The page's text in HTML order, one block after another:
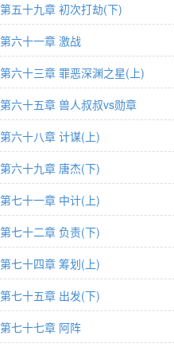
第五十九章 初次打劫(下)
第六十一章 激战
第六十三章 罪恶深渊之星(上)
第六十五章 兽人叔叔vs勋章
第六十八章 计谋(上)
第六十九章 唐杰(下)
第七十一章 中计(上)
第七十二章 负责(下)
第七十四章 筹划(上)
第七十五章 出发(下)
第七十七章 阿阵